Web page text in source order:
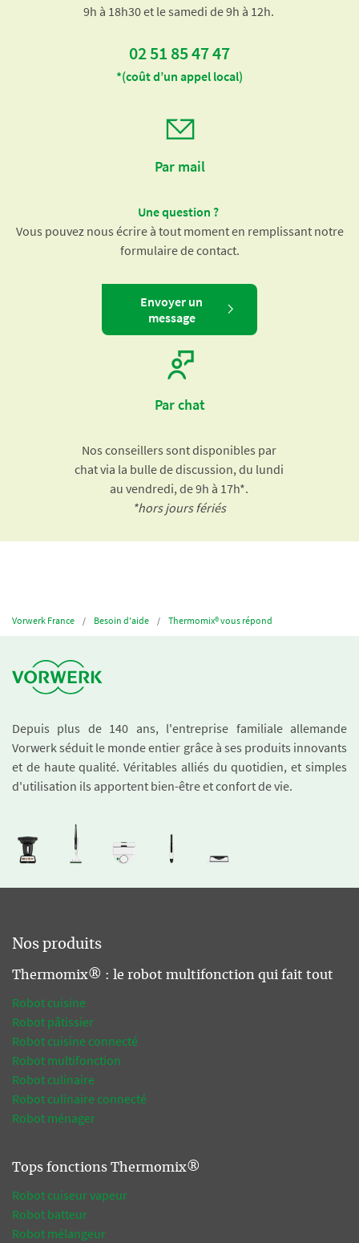
9h à 18h30 et le samedi de 9h à 12h.
02 51 85 47 47
*(coût d’un appel local)
Par mail
Une question ?
Vous pouvez nous écrire à tout moment en remplissant notre
formulaire de contact.
Envoyer un
message
Par chat
Nos conseillers sont disponibles par
chat via la bulle de discussion, du lundi
au vendredi, de 9h à 17h*.
*hors jours fériés
Vorwerk France Besoin d'aide Thermomix® vous répond
Depuis plus de 140 ans, l'entreprise familiale allemande
Vorwerk séduit le monde entier grâce à ses produits innovants
et de haute qualité. Véritables alliés du quotidien, et simples
d'utilisation ils apportent bien-être et confort de vie.
Nos produits
Thermomix® : le robot multifonction qui fait tout
Robot cuisine
Robot pâtissier
Robot cuisine connecté
Robot multifonction
Robot culinaire
Robot culinaire connecté
Robot ménager
Tops fonctions Thermomix®
Robot cuiseur vapeur
Robot batteur
Robot mélangeur